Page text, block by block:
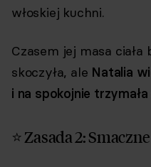
włoskiej kuchni.
Czasem jej masa ciała
skoczyła, ale Natalia
i na spokojnie trzymała
⭐ Zasada 2: